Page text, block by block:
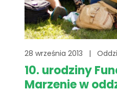
28 września 2013 |
10. urodziny
Marzenie w